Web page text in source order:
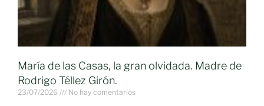
María de las Casas, la gran olvidada. Madre de
Rodrigo Téllez Girón.
23/07/2026 No hay comentarios